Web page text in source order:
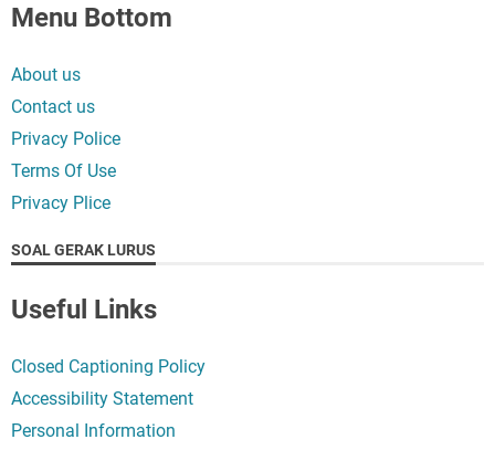
Menu Bottom
About us
Contact us
Privacy Police
Terms Of Use
Privacy Plice
SOAL GERAK LURUS
Useful Links
Closed Captioning Policy
Accessibility Statement
Personal Information